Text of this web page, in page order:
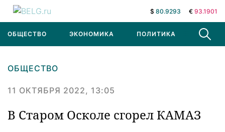
$ 80.9293 € 93.1901
ОБЩЕСТВО ЭКОНОМИКА ПОЛИТИКА В МИРЕ
ОБЩЕСТВО
11 ОКТЯБРЯ 2022, 13:05
В Старом Осколе сгорел КАМАЗ